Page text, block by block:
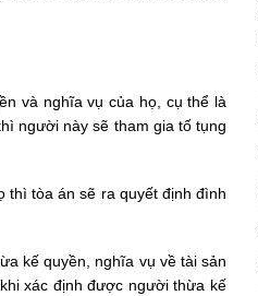
và nghĩa vụ của họ, cụ thể là
người này sẽ tham gia tố tụng
thì tòa án sẽ ra quyết định đình
kế quyền, nghĩa vụ về tài sản
xác định được người thừa kế